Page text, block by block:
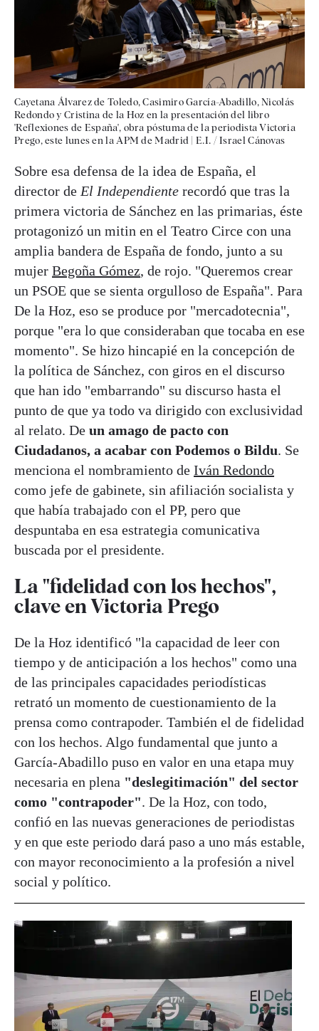
Cayetana Álvarez de Toledo, Casimiro García-Abadillo, Nicolás
Redondo y Cristina de la Hoz en la presentación del libro
'Reflexiones de España', obra póstuma de la periodista Victoria
Prego, este lunes en la APM de Madrid |E.I. / Israel Cánovas
Sobre esa defensa de la idea de España, el
director de El Independiente recordó que tras la
primera victoria de Sánchez en las primarias, éste
protagonizó un mitin en el Teatro Circe con una
amplia bandera de España de fondo, junto a su
mujer Begoña Gómez, de rojo. "Queremos crear
un PSOE que se sienta orgulloso de España". Para
De la Hoz, eso se produce por "mercadotecnia",
porque "era lo que consideraban que tocaba en ese
momento". Se hizo hincapié en la concepción de
la política de Sánchez, con giros en el discurso
que han ido "embarrando" su discurso hasta el
punto de que ya todo va dirigido con exclusividad
al relato. De un amago de pacto con
Ciudadanos, a acabar con Podemos o Bildu. Se
menciona el nombramiento de Iván Redondo
como jefe de gabinete, sin afiliación socialista y
que había trabajado con el PP, pero que
despuntaba en esa estrategia comunicativa
buscada por el presidente.
La "fidelidad con los hechos",
clave en Victoria Prego
De la Hoz identificó "la capacidad de leer con
tiempo y de anticipación a los hechos" como una
de las principales capacidades periodísticas
retrató un momento de cuestionamiento de la
prensa como contrapoder. También el de fidelidad
con los hechos. Algo fundamental que junto a
García-Abadillo puso en valor en una etapa muy
necesaria en plena "deslegitimación" del sector
como "contrapoder". De la Hoz, con todo,
confió en las nuevas generaciones de periodistas
y en que este periodo dará paso a uno más estable,
con mayor reconocimiento a la profesión a nivel
social y político.